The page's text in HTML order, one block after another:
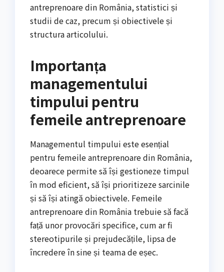
antreprenoare din România, statistici și
studii de caz, precum și obiectivele și
structura articolului.
Importanța
managementului
timpului pentru
femeile antreprenoare
Managementul timpului este esențial
pentru femeile antreprenoare din România,
deoarece permite să își gestioneze timpul
în mod eficient, să își prioritizeze sarcinile
și să își atingă obiectivele. Femeile
antreprenoare din România trebuie să facă
față unor provocări specifice, cum ar fi
stereotipurile și prejudecățile, lipsa de
încredere în sine și teama de eșec.